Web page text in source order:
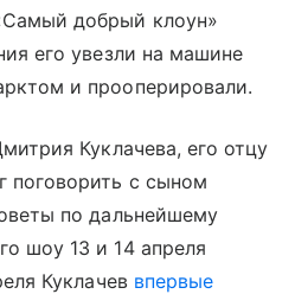
добрый клоун»
его увезли на машине
и прооперировали.
Куклачева, его отцу
поговорить с сыном
по дальнейшему
шоу 13 и 14 апреля
Куклачев впервые